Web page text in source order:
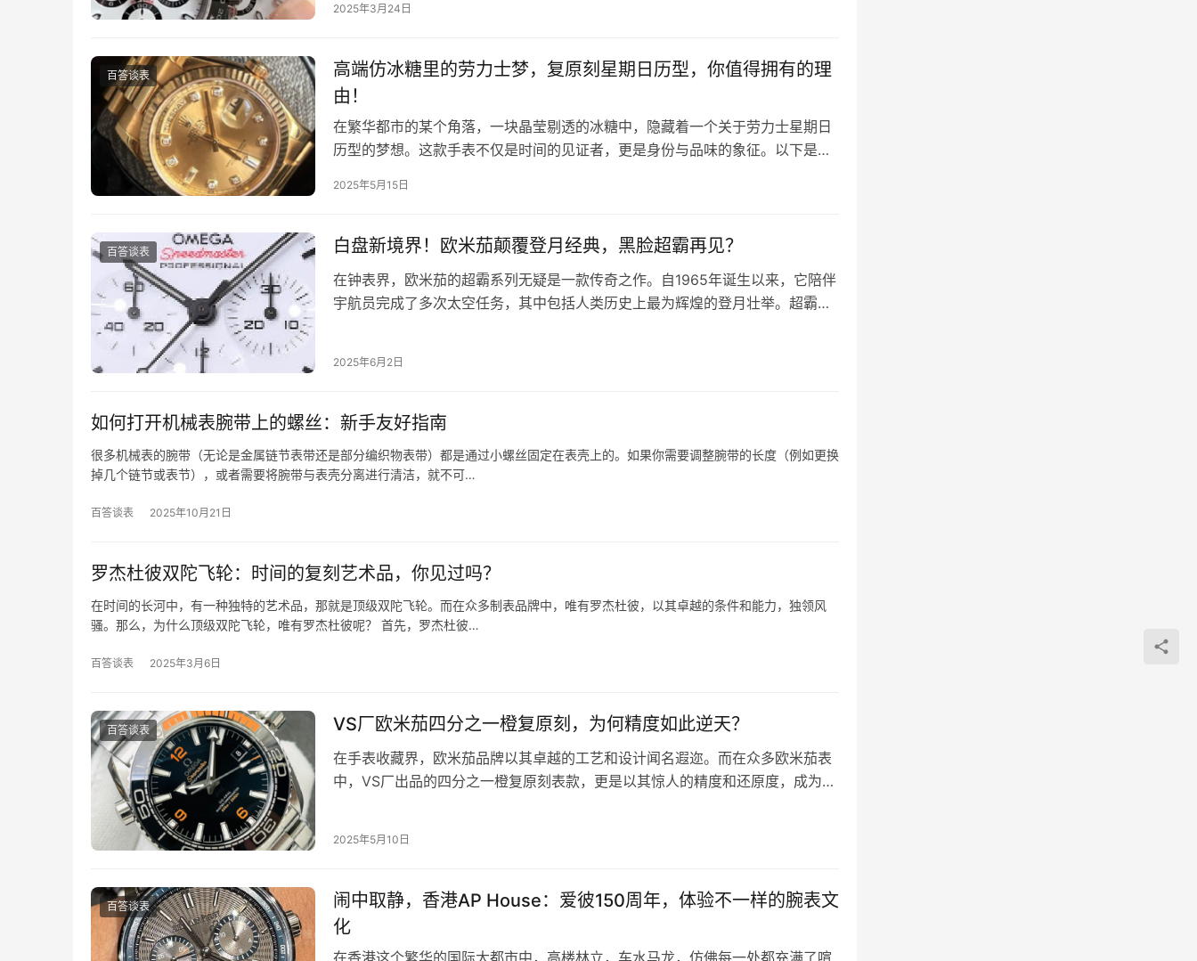
2025年3月24日
百答谈表
高端仿冰糖里的劳力士梦，复原刻星期日历型，你值得拥有的理
由！
在繁华都市的某个角落，一块晶莹剔透的冰糖中，隐藏着一个关于劳力士星期日
历型的梦想。这款手表不仅是时间的见证者，更是身份与品味的象征。以下是你
2025年5月15日
百答谈表 白盘新境界！欧米茄颠覆登月经典，黑脸超霸再见？
在钟表界，欧米茄的超霸系列无疑是一款传奇之作。自1965年诞生以来，它陪伴
宇航员完成了多次太空任务，其中包括人类历史上最为辉煌的登月壮举。超霸表
2025年6月2日
如何打开机械表腕带上的螺丝：新手友好指南
很多机械表的腕带（无论是金属链节表带还是部分编织物表带）都是通过小螺丝固定在表壳上的。如果你需要调整腕带的长度（例如更换
掉几个链节或表节），或者需要将腕带与表壳分离进行清洁，就不可…
百答谈表 2025年10月21日
罗杰杜彼双陀飞轮：时间的复刻艺术品，你见过吗？
在时间的长河中，有一种独特的艺术品，那就是顶级双陀飞轮。而在众多制表品牌中，唯有罗杰杜彼，以其卓越的条件和能力，独领风
骚。那么，为什么顶级双陀飞轮，唯有罗杰杜彼呢？ 首先，罗杰杜彼…
百答谈表 2025年3月6日
百答谈表 VS厂欧米茄四分之一橙复原刻，为何精度如此逆天？
在手表收藏界，欧米茄品牌以其卓越的工艺和设计闻名遐迩。而在众多欧米茄表
中，VS厂出品的四分之一橙复原刻表款，更是以其惊人的精度和还原度，成为了
2025年5月10日
百答谈表
闹中取静，香港AP House：爱彼150周年，体验不一样的腕表文
化
在香港这个繁华的国际大都市中，高楼林立，车水马龙，仿佛每一处都充满了喧